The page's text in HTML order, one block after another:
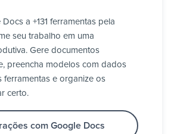
a +131 ferramentas pela
seu trabalho em uma
Gere documentos
preencha modelos com dados
ferramentas e organize os
certo.
com Google Docs